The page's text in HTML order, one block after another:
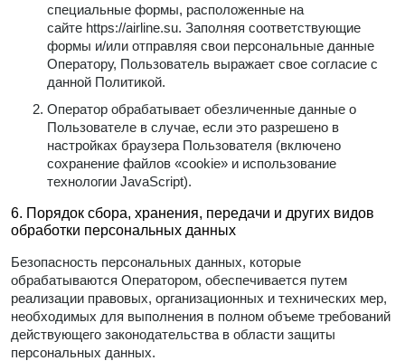
специальные формы, расположенные на
сайте https://airline.su. Заполняя соответствующие
формы и/или отправляя свои персональные данные
Оператору, Пользователь выражает свое согласие с
данной Политикой.
Оператор обрабатывает обезличенные данные о
Пользователе в случае, если это разрешено в
настройках браузера Пользователя (включено
сохранение файлов «cookie» и использование
технологии JavaScript).
6. Порядок сбора, хранения, передачи и других видов
обработки персональных данных
Безопасность персональных данных, которые
обрабатываются Оператором, обеспечивается путем
реализации правовых, организационных и технических мер,
необходимых для выполнения в полном объеме требований
действующего законодательства в области защиты
персональных данных.